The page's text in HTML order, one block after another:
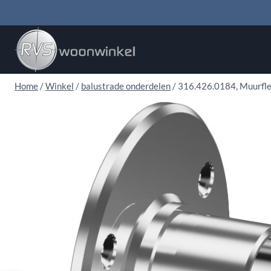
naar
inhoud
Home /Winkel / balustrade onderdelen / 316.426.0184,